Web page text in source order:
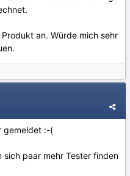
an. Würde mich sehr
gemeldet :-(
paar mehr Tester finden